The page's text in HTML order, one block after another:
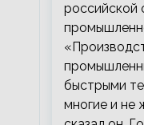
российской
быстрыми
многие и не